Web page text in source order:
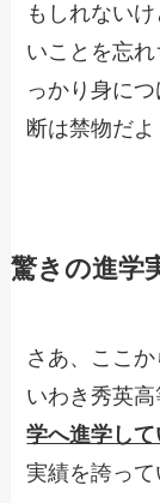
もしれない
いことを忘
っかり身に
断は禁物だよ
驚きの進学
さあ、ここ
いわき秀英
学へ進学して
実績を誇って